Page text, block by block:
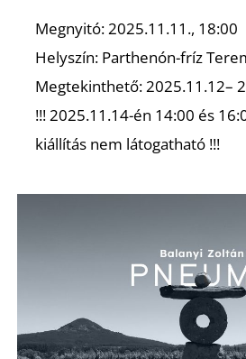
Megnyitó: 2025.11.11., 18:00
Helyszín: Parthenón-fríz
Megtekinthető: 2025.11.12–
!!! 2025.11.14-én 14:00 és
kiállítás nem látogatható !!!